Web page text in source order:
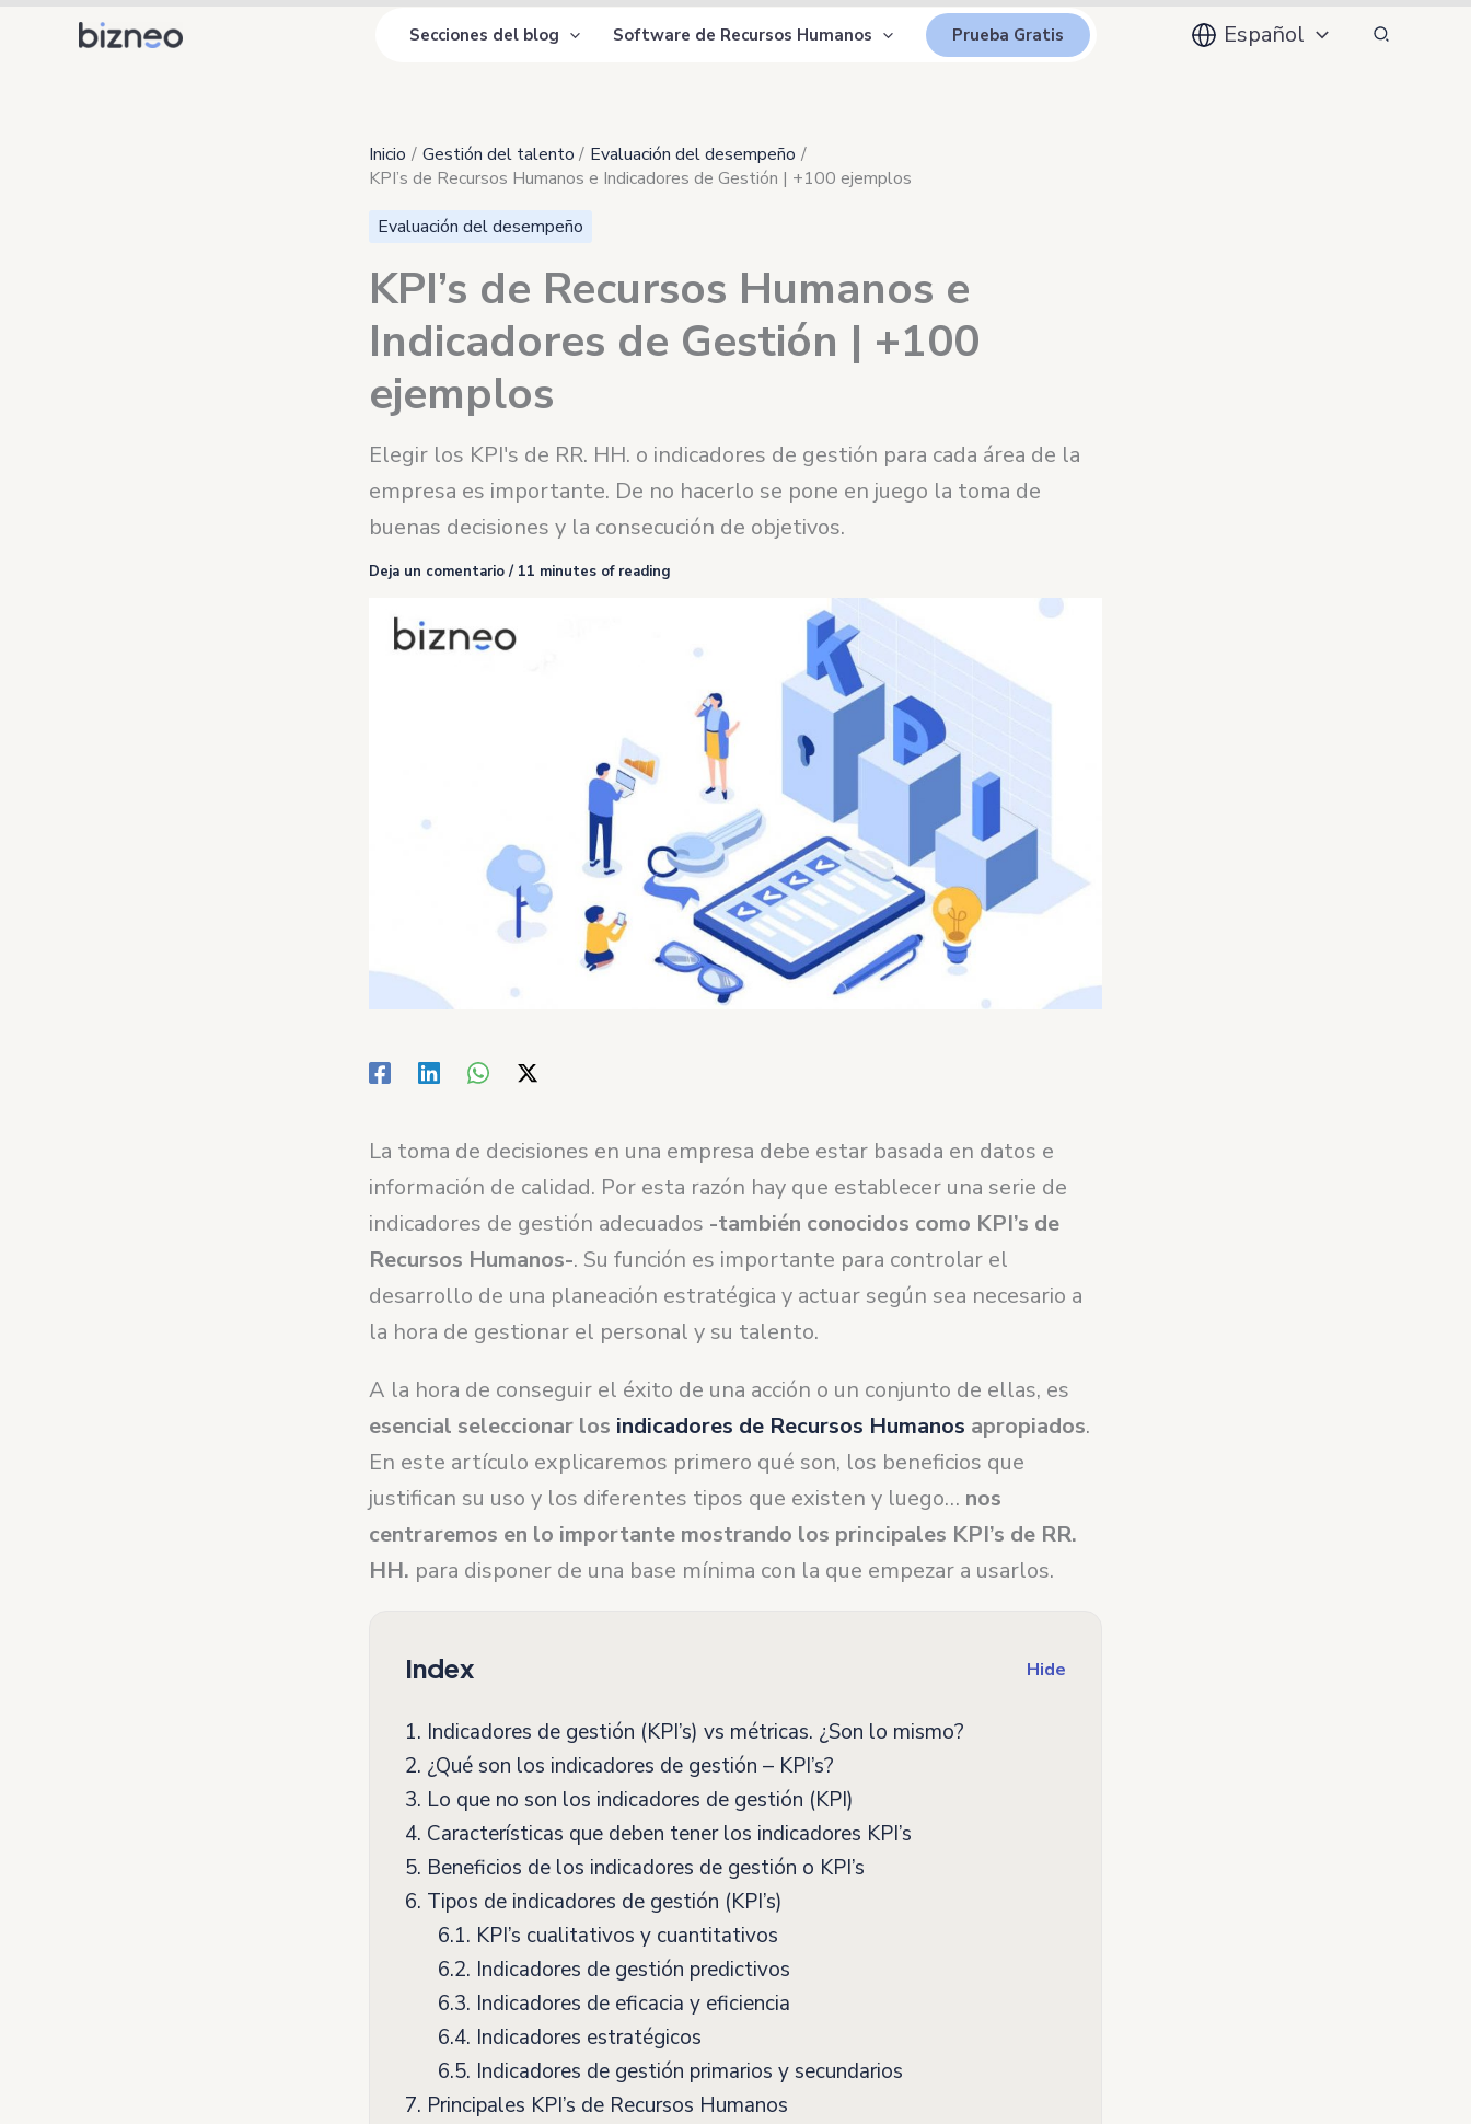
Secciones del blog Software de Recursos Humanos Prueba Gratis Español Buscar
Inicio Gestión del talento
Evaluación del desempeño
KPI’s de Recursos Humanos e Indicadores de Gestión | +100 ejemplos
Evaluación del desempeño
KPI’s de Recursos Humanos e
Indicadores de Gestión | +100
ejemplos
Elegir los KPI's de RR. HH. o indicadores de gestión para cada área de la
empresa es importante. De no hacerlo se pone en juego la toma de
buenas decisiones y la consecución de objetivos.
Deja un comentario / 11 minutes of reading
La toma de decisiones en una empresa debe estar basada en datos e
información de calidad. Por esta razón hay que establecer una serie de
indicadores de gestión adecuados -también conocidos como KPI’s de
Recursos Humanos-. Su función es importante para controlar el
desarrollo de una planeación estratégica y actuar según sea necesario a
la hora de gestionar el personal y su talento.
A la hora de conseguir el éxito de una acción o un conjunto de ellas, es
esencial seleccionar los indicadores de Recursos Humanos apropiados.
En este artículo explicaremos primero qué son, los beneficios que
justifican su uso y los diferentes tipos que existen y luego… nos
centraremos en lo importante mostrando los principales KPI’s de RR.
HH. para disponer de una base mínima con la que empezar a usarlos.
Index Hide
1. Indicadores de gestión (KPI’s) vs métricas. ¿Son lo mismo?
2. ¿Qué son los indicadores de gestión – KPI’s?
3. Lo que no son los indicadores de gestión (KPI)
4. Características que deben tener los indicadores KPI’s
5. Beneficios de los indicadores de gestión o KPI’s
6. Tipos de indicadores de gestión (KPI’s)
6.1. KPI’s cualitativos y cuantitativos
6.2. Indicadores de gestión predictivos
6.3. Indicadores de eficacia y eficiencia
6.4. Indicadores estratégicos
6.5. Indicadores de gestión primarios y secundarios
7. Principales KPI’s de Recursos Humanos